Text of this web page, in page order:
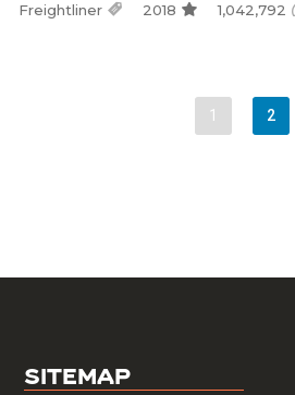
Freightliner 2018 1,042,792
1 2
Sitemap